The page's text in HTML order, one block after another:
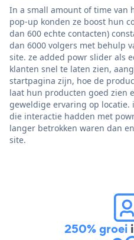
In a small amount of time van
pop-up konden ze boost hun
dan 600 echte contacten)
dan 6000 volgers met behulp
site. ze added powr slider als
klanten snel te laten zien,
startpagina zijn, hoe de
laat hun producten goed zien
geweldige ervaring op
die interactie hadden met
langer betrokken waren dan
site.
250% groei